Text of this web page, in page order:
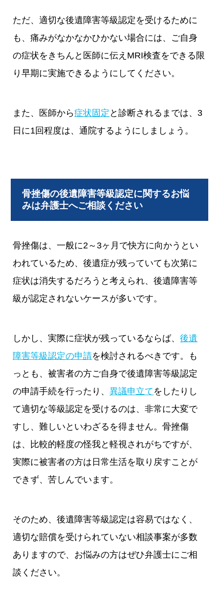
ただ、適切な後遺障害等級認定を受けるために
も、痛みがなかなかひかない場合には、ご自身
の症状をきちんと医師に伝えMRI検査をできる限
り早期に実施できるようにしてください。
また、医師から症状固定 と診断されるまでは、3
日に1回程度は、通院するようにしましょう。
骨挫傷の後遺障害等級認定に関するお悩
みは弁護士へご相談ください
骨挫傷は、一般に2～3ヶ月で快方に向かうとい
われているため、後遺症が残っていても次第に
症状は消失するだろうと考えられ、後遺障害等
級が認定されないケースが多いです。
しかし、実際に症状が残っているならば、後遺
障害等級認定の申請を検討されるべきです。も
っとも、被害者の方ご自身で後遺障害等級認定
の申請手続を行ったり、異議申立て をしたりし
て適切な等級認定を受けるのは、非常に大変で
すし、難しいといわざるを得ません。骨挫傷
は、比較的軽度の怪我と軽視されがちですが、
実際に被害者の方は日常生活を取り戻すことが
できず、苦しんでいます。
そのため、後遺障害等級認定は容易ではなく、
適切な賠償を受けられていない相談事案が多数
ありますので、お悩みの方はぜひ弁護士にご相
談ください。